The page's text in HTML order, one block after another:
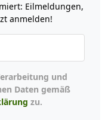
Eilmeldungen,
anmelden!
Daten gemäß
zu.